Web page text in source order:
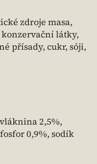
zdroje masa,
látky,
přísady, cukr, sóji,
2,5%,
0,9%, sodík